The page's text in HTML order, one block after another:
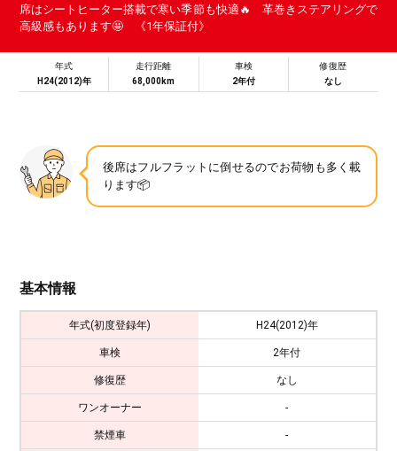
席はシートヒーター搭載で寒い季節も快適🔥 革巻きステアリングで
高級感もあります🤩 《1年保証付》
年式
H24(2012)年
走行距離
68,000km
車検
2年付
修復歴
なし
後席はフルフラットに倒せるのでお荷物も多く載
ります📦
基本情報
年式(初度登録年) H24(2012)年
車検 2年付
修復歴 なし
ワンオーナー -
禁煙車 -